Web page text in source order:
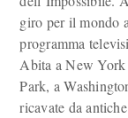
giro per il mondo
programma
Abita a New York
Park, a
ricavate da